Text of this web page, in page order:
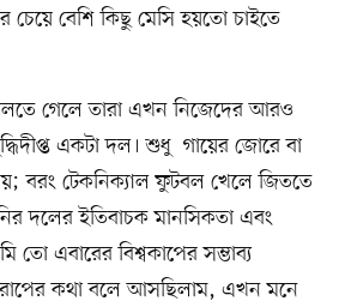
চেয়ে বেশি কিছু মেসি হয়তো চাইতে
গেলে তারা এখন নিজেদের আরও
একটা দল। শুধু গায়ের জোরে বা
নয়; বরং টেকনিক্যাল ফুটবল খেলে জিততে
দলের ইতিবাচক মানসিকতা এবং
তো এবারের বিশ্বকাপের সম্ভাব্য
কথা বলে আসছিলাম, এখন মনে